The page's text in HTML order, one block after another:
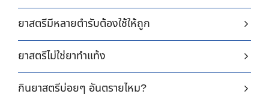
ยาสตรีมีหลายตำรับต้องใช้ให้ถูก
ยาสตรีไม่ใช่ยาทำแท้ง
กินยาสตรีบ่อยๆ อันตรายไหม?